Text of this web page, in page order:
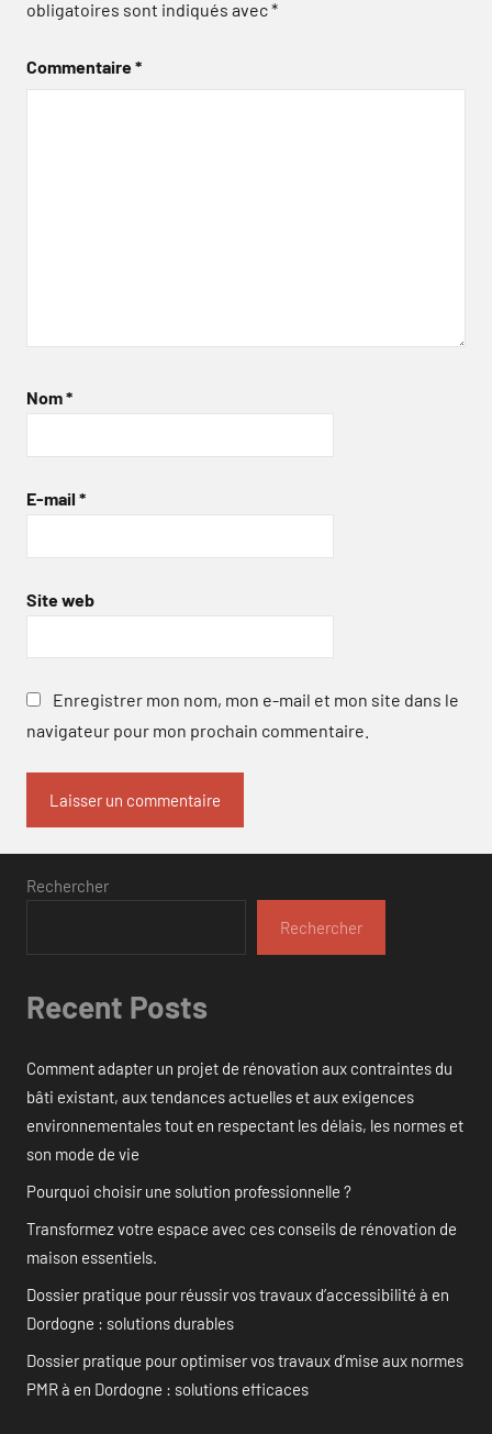
obligatoires sont indiqués avec*
Commentaire*
Nom*
E-mail *
Site web
Enregistrer mon nom, mon e-mail et mon site dans le
navigateur pour mon prochain commentaire.
Rechercher
Rechercher
Recent Posts
Comment adapter un projet de rénovation aux contraintes du
bâti existant, aux tendances actuelles et aux exigences
environnementales tout en respectant les délais, les normes et
son mode de vie
Pourquoi choisir une solution professionnelle ?
Transformez votre espace avec ces conseils de rénovation de
maison essentiels.
Dossier pratique pour réussir vos travaux d’accessibilité à en
Dordogne : solutions durables
Dossier pratique pour optimiser vos travaux d’mise aux normes
PMR à en Dordogne : solutions efficaces